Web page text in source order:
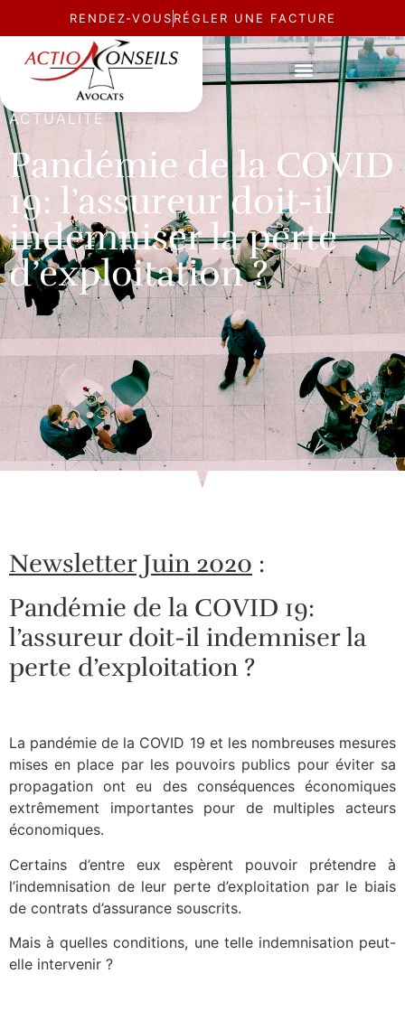
RENDEZ-VOUS RÉGLER UNE FACTURE
ACTUALITÉ
Pandémie de la COVID
19: l’assureur doit-il
indemniser la perte
d’exploitation ?
Newsletter Juin 2020 :
Pandémie de la COVID 19:
l’assureur doit-il indemniser la
perte d’exploitation ?
La pandémie de la COVID 19 et les nombreuses mesures
mises en place par les pouvoirs publics pour éviter sa
propagation ont eu des conséquences économiques
extrêmement importantes pour de multiples acteurs
économiques.
Certains d’entre eux espèrent pouvoir prétendre à
l’indemnisation de leur perte d’exploitation par le biais
de contrats d’assurance souscrits.
Mais à quelles conditions, une telle indemnisation peut-
elle intervenir ?